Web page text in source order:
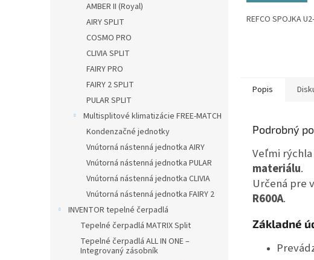
AMBER II (Royal)
AIRY SPLIT
COSMO PRO
CLIVIA SPLIT
FAIRY PRO
FAIRY 2 SPLIT
PULAR SPLIT
Multisplitové klimatizácie FREE-MATCH
Kondenzačné jednotky
Vnútorná nástenná jednotka AIRY
Vnútorná nástenná jednotka PULAR
Vnútorná nástenná jednotka CLIVIA
Vnútorná nástenná jednotka FAIRY 2
INVENTOR tepelné čerpadlá
Tepelné čerpadlá MATRIX Split
Tepelné čerpadlá ALL IN ONE –
Integrovaný zásobník
REFCO SPOJKA
Popis
Podrobný
Veľmi
materiálu.
Určená pre
R600A.
Základné